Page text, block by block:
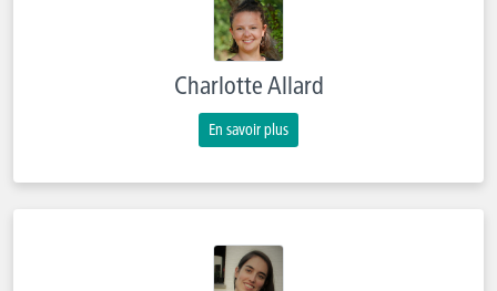
Charlotte Allard
En savoir plus